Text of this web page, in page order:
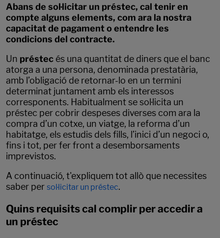
Abans de sol·licitar un préstec, cal tenir en
compte alguns elements, com ara la nostra
capacitat de pagament o entendre les
condicions del contracte.
Un préstec és una quantitat de diners que el banc
atorga a una persona, denominada prestatària,
amb l’obligació de retornar-lo en un termini
determinat juntament amb els interessos
corresponents. Habitualment se sol·licita un
préstec per cobrir despeses diverses com ara la
compra d’un cotxe, un viatge, la reforma d’un
habitatge, els estudis dels fills, l’inici d’un negoci o,
fins i tot, per fer front a desemborsaments
imprevistos.
A continuació, t'expliquem tot allò que necessites
saber per sol·licitar un préstec.
Quins requisits cal complir per accedir a
un préstec